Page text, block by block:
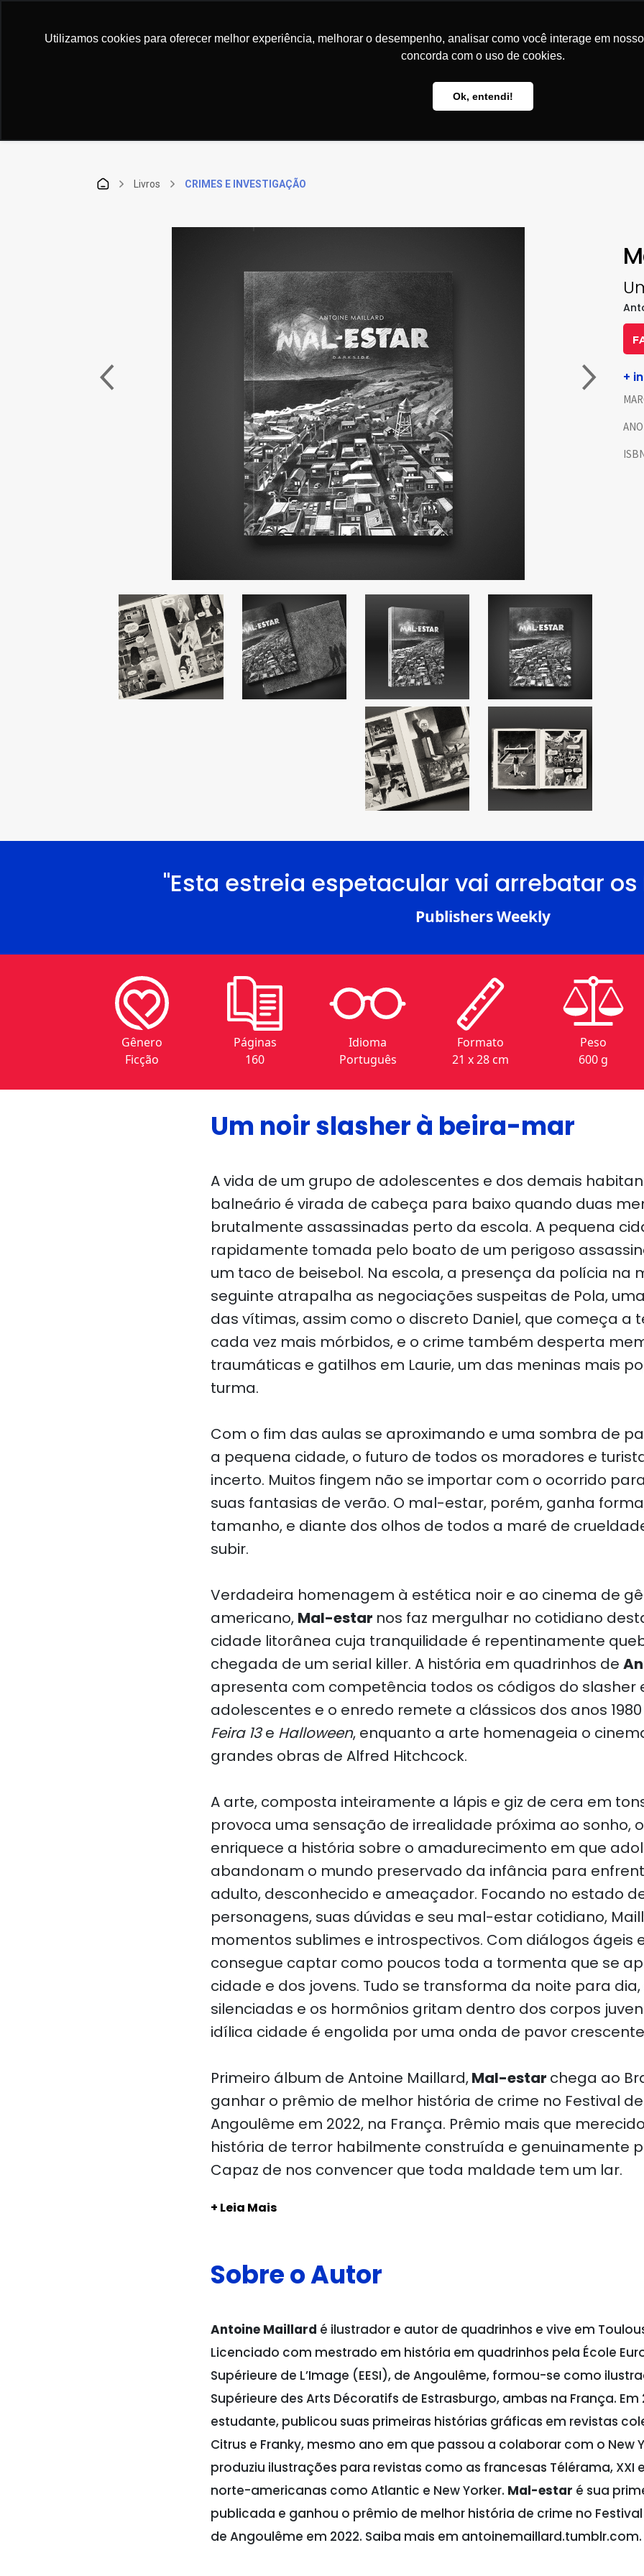
Utilizamos cookies para oferecer melhor experiência, melhorar o desempenho, analisar como você interage em
concorda com o uso de cookies.
Ok, entendi!
Livros CRIMES E INVESTIGAÇÃO
+
"Esta estreia espetacular vai arrebatar os
Publishers Weekly
Gênero
Ficção
Páginas
160
Idioma
Português
Formato
21 x 28 cm
Peso
600 g
Um noir slasher à beira-mar
A vida de um grupo de adolescentes e dos demais
balneário é virada de cabeça para baixo quando duas
brutalmente assassinadas perto da escola. A pequena
rapidamente tomada pelo boato de um perigoso
um taco de beisebol. Na escola, a presença da polícia na
seguinte atrapalha as negociações suspeitas de Pola,
das vítimas, assim como o discreto Daniel, que começa a
cada vez mais mórbidos, e o crime também desperta
traumáticas e gatilhos em Laurie, um das meninas mais
turma.
Com o fim das aulas se aproximando e uma sombra de
a pequena cidade, o futuro de todos os moradores e
incerto. Muitos fingem não se importar com o ocorrido
suas fantasias de verão. O mal-estar, porém, ganha
tamanho, e diante dos olhos de todos a maré de
subir.
Verdadeira homenagem à estética noir e ao cinema de
americano, Mal-estar nos faz mergulhar no cotidiano
cidade litorânea cuja tranquilidade é repentinamente
chegada de um serial killer. A história em quadrinhos de
apresenta com competência todos os códigos do slasher
adolescentes e o enredo remete a clássicos dos anos
Feira 13e Halloween, enquanto a arte homenageia o
grandes obras de Alfred Hitchcock.
A arte, composta inteiramente a lápis e giz de cera em
provoca uma sensação de irrealidade próxima ao sonho,
enriquece a história sobre o amadurecimento em que
abandonam o mundo preservado da infância para
adulto, desconhecido e ameaçador. Focando no estado
personagens, suas dúvidas e seu mal-estar cotidiano,
momentos sublimes e introspectivos. Com diálogos ágeis
consegue captar como poucos toda a tormenta que se
cidade e dos jovens. Tudo se transforma da noite para
silenciadas e os hormônios gritam dentro dos corpos
idílica cidade é engolida por uma onda de pavor
Primeiro álbum de Antoine Maillard,Mal-estar chega ao
ganhar o prêmio de melhor história de crime no Festival
Angoulême em 2022, na França. Prêmio mais que
história de terror habilmente construída e genuinamente
Capaz de nos convencer que toda maldade tem um lar.
+ Leia Mais
Sobre o Autor
Antoine Maillard é ilustrador e autor de quadrinhos e vive em
Licenciado com mestrado em história em quadrinhos pela École
Supérieure de L’Image (EESI), de Angoulême, formou-se como
Supérieure des Arts Décoratifs de Estrasburgo, ambas na França. Em
estudante, publicou suas primeiras histórias gráficas em revistas
Citrus e Franky, mesmo ano em que passou a colaborar com o New
produziu ilustrações para revistas como as francesas Télérama, XXI e
norte-americanas como Atlantic e New Yorker. Mal-estar é sua
publicada e ganhou o prêmio de melhor história de crime no
de Angoulême em 2022. Saiba mais em antoinemaillard.tumblr.com.